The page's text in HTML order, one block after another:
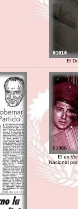
El
El ex
Nacional